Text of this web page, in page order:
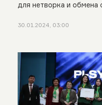
для нетворка и обмена
30.01.2024, 03:00